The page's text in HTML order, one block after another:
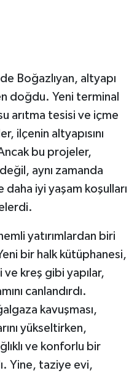
Boğazlıyan, altyapı
doğdu. Yeni terminal
arıtma tesisi ve içme
ilçenin altyapısını
bu projeler,
aynı zamanda
daha iyi yaşam koşulları
yatırımlardan biri
bir halk kütüphanesi,
ve kreş gibi yapılar,
canlandırdı.
kavuşması,
yükseltirken,
ve konforlu bir
Yine, taziye evi,